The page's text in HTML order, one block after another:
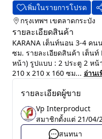
เพิ่มในรายการโปรด
กรุงเทพฯ เขตลาดกระบัง
รายละเอียดสินค้า
KARANA เต็นท์นอน 3-4 ค
ซม. รายละเอียดสินค้า เต็นท์
หน้า) รูปแบบ : 2 ประตู 2 ห
210 x 210 x 160 ซม... อ่าน
รายละเอียดผู้ขาย
Vp Interproduct
สมาชิกตั้งแต่ 21/04/
สนทนา